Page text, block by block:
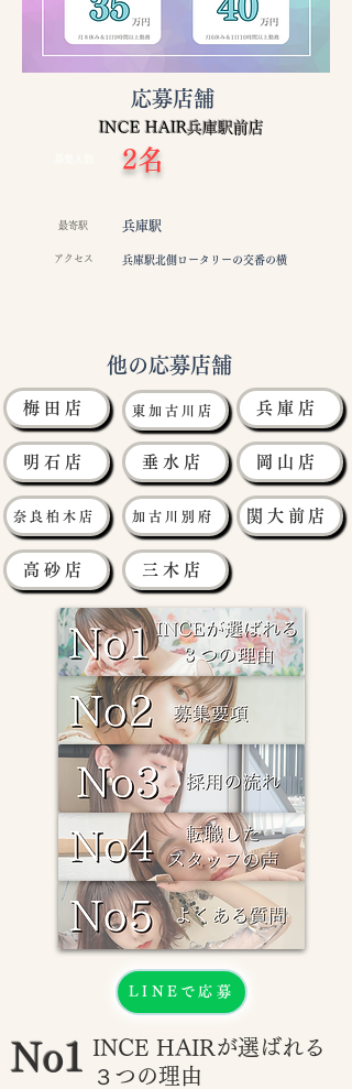
応募店舗
INCE HAIR兵庫駅前店
最寄駅
アクセス
2名
兵庫駅
兵庫駅北側ロータリーの交番の横
他の応募店舗
梅田店 東加古川店 兵庫店
明石店 垂水店 岡山店
奈良柏木店 加古川別府 関大前店
高砂店 三木店
LINEで応募
No1 INCE HAIRが選ばれる
３つの理由